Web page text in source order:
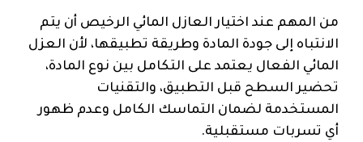
من المهم عند اختيار العازل المائي الرخيص أن يتم
الانتباه إلى جودة المادة وطريقة تطبيقها، لأن العزل
المائي الفعال يعتمد على التكامل بين نوع المادة،
تحضير السطح قبل التطبيق، والتقنيات
المستخدمة لضمان التماسك الكامل وعدم ظهور
أي تسربات مستقبلية.